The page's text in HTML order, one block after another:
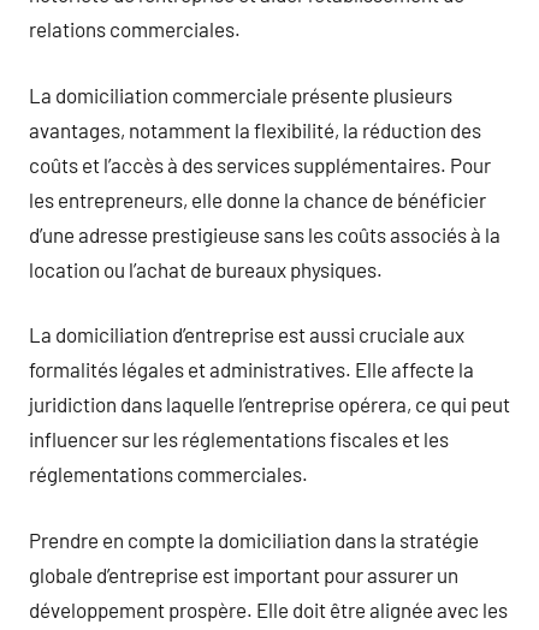
relations commerciales.
La domiciliation commerciale présente plusieurs
avantages, notamment la flexibilité, la réduction des
coûts et l’accès à des services supplémentaires. Pour
les entrepreneurs, elle donne la chance de bénéficier
d’une adresse prestigieuse sans les coûts associés à la
location ou l’achat de bureaux physiques.
La domiciliation d’entreprise est aussi cruciale aux
formalités légales et administratives. Elle affecte la
juridiction dans laquelle l’entreprise opérera, ce qui peut
influencer sur les réglementations fiscales et les
réglementations commerciales.
Prendre en compte la domiciliation dans la stratégie
globale d’entreprise est important pour assurer un
développement prospère. Elle doit être alignée avec les